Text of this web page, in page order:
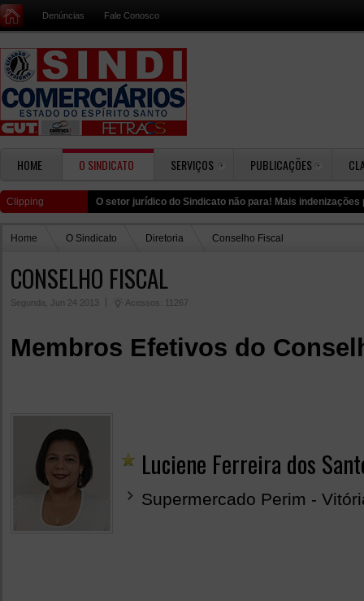
Denúncias Fale Conosco
HOME O SINDICATO SERVIÇOS PUBLICAÇÕES
Clipping O setor jurídico do Sindicato não para! Mais
Home O Sindicato Diretoria Conselho Fiscal
CONSELHO FISCAL
Segunda, Jun 24 2013 Acessos: 11267
Membros Efetivos do
Luciene Ferreira dos
Supermercado Perim -